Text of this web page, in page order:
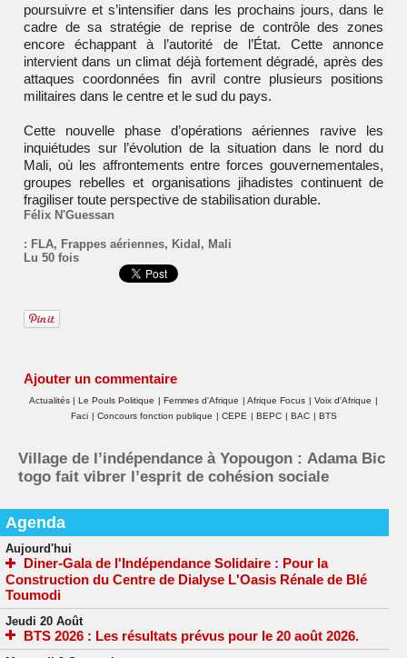
poursuivre et s’intensifier dans les prochains jours, dans le
cadre de sa stratégie de reprise de contrôle des zones
encore échappant à l’autorité de l’État. Cette annonce
intervient dans un climat déjà fortement dégradé, après des
attaques coordonnées fin avril contre plusieurs positions
militaires dans le centre et le sud du pays.
Cette nouvelle phase d’opérations aériennes ravive les
inquiétudes sur l’évolution de la situation dans le nord du
Mali, où les affrontements entre forces gouvernementales,
groupes rebelles et organisations jihadistes continuent de
fragiliser toute perspective de stabilisation durable.
Félix N'Guessan
: FLA, Frappes aériennes, Kidal , Mali
Lu 50 fois
Ajouter un commentaire
Actualités | Le Pouls Politique | Femmes d'Afrique | Afrique Focus | Voix d'Afrique |
Faci | Concours fonction publique | CEPE | BEPC | BAC | BTS
Village de l’indépendance à Yopougon : Adama Bic
togo fait vibrer l’esprit de cohésion sociale
Agenda
Aujourd'hui
Diner-Gala de l'Indépendance Solidaire : Pour la
Construction du Centre de Dialyse L'Oasis Rénale de Blé
Toumodi
Jeudi 20 Août
BTS 2026 : Les résultats prévus pour le 20 août 2026.